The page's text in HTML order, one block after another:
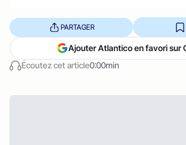
Écoutez cet article0:00min
PARTAGER
Ajouter Atlantico en favori sur